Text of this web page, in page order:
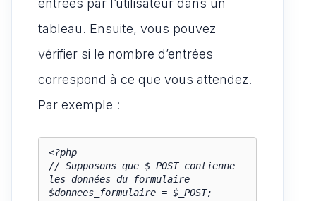
entrées par l’utilisateur dans un
tableau. Ensuite, vous pouvez
vérifier si le nombre d’entrées
correspond à ce que vous attendez.
Par exemple :
<?php
// Supposons que $_POST contienne
les données du formulaire
$donnees_formulaire = $_POST;